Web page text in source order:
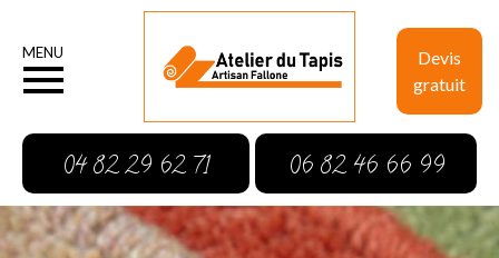
Devis
gratuit
MENU
04 82 29 62 71 06 82 46 66 99